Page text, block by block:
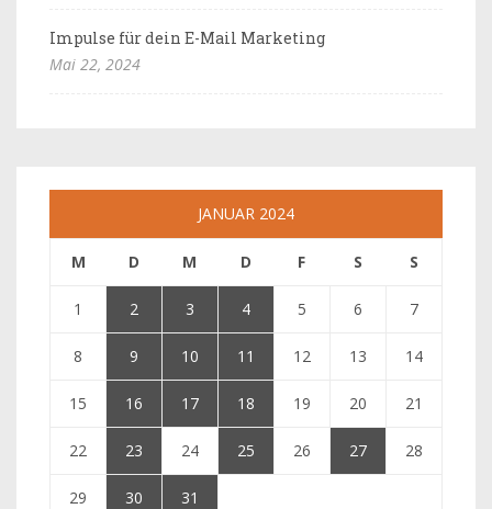
Impulse für dein E-Mail Marketing
Mai 22, 2024
JANUAR 2024
M D M D F S S
1 2 3 4 5 6 7
8 9 10 11 12 13 14
15 16 17 18 19 20 21
22 23 24 25 26 27 28
29 30
31